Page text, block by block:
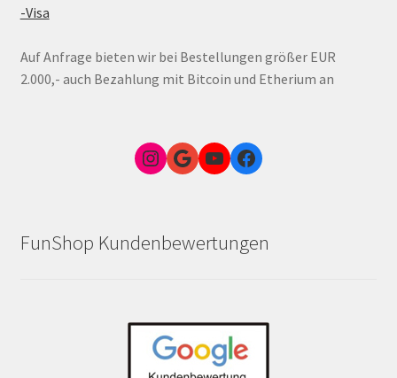
-Visa
Auf Anfrage bieten wir bei Bestellungen größer EUR
2.000,- auch Bezahlung mit Bitcoin und Etherium an
Instagram
Google Link zum FunShop WienYouTubeFacebook
FunShop Kundenbewertungen